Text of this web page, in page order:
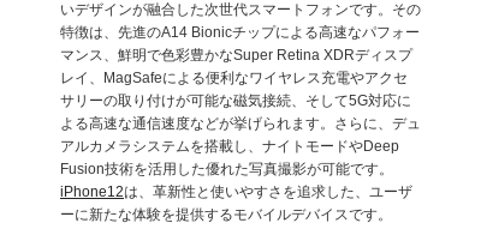
いデザインが融合した次世代スマートフォンです。その
特徴は、先進のA14 Bionicチップによる高速なパフォー
マンス、鮮明で色彩豊かなSuper Retina XDRディスプ
レイ、MagSafeによる便利なワイヤレス充電やアクセ
サリーの取り付けが可能な磁気接続、そして5G対応に
よる高速な通信速度などが挙げられます。さらに、デュ
アルカメラシステムを搭載し、ナイトモードやDeep
Fusion技術を活用した優れた写真撮影が可能です。
iPhone12は、革新性と使いやすさを追求した、ユーザ
ーに新たな体験を提供するモバイルデバイスです。